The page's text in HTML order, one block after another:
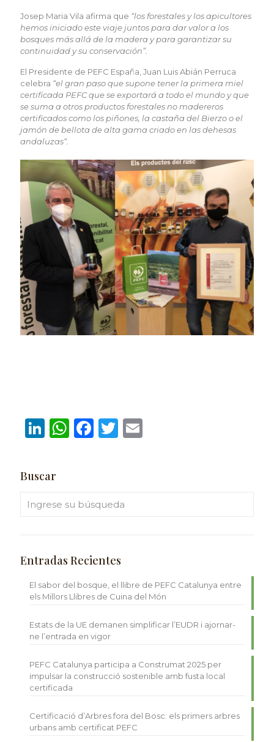
Josep Maria Vila afirma que “los forestales y los apicultores
hemos iniciado este viaje juntos para dar valor a los
bosques más allá de la madera y para garantizar su
continuidad y su conservación”.
El Presidente de PEFC España, Juan Luis Abián Perruca
celebra “el gran paso que supone tener la primera miel
certificada PEFC que se exportará a todo el mundo y que
se suma a otros productos forestales no madereros
certificados como los piñones, la castaña del Bierzo o el
jamón de bellota de alta gama criado en las dehesas
andaluzas“.
LinkedIn
WhatsApp
Facebook
Twitter
Email
Buscar
Entradas Recientes
El sabor del bosque, el llibre de PEFC Catalunya entre
els Millors Llibres de Cuina del Món
Estats de la UE demanen simplificar l’EUDR i ajornar-
ne l’entrada en vigor
PEFC Catalunya participa a Construmat 2025 per
impulsar la construcció sostenible amb fusta local
certificada
Certificació d’Arbres fora del Bosc: els primers arbres
urbans amb certificat PEFC